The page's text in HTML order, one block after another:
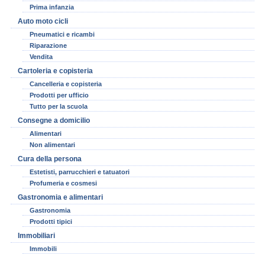
Prima infanzia
Auto moto cicli
Pneumatici e ricambi
Riparazione
Vendita
Cartoleria e copisteria
Cancelleria e copisteria
Prodotti per ufficio
Tutto per la scuola
Consegne a domicilio
Alimentari
Non alimentari
Cura della persona
Estetisti, parrucchieri e tatuatori
Profumeria e cosmesi
Gastronomia e alimentari
Gastronomia
Prodotti tipici
Immobiliari
Immobili